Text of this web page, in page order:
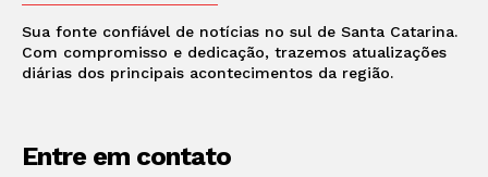
Sua fonte confiável de notícias no sul de Santa Catarina.
Com compromisso e dedicação, trazemos atualizações
diárias dos principais acontecimentos da região.
Entre em contato